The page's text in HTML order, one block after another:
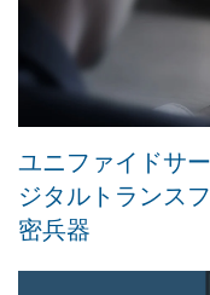
ユニファイドサ
ジタルトランス
密兵器